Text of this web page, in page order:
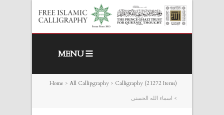
MENU
Home > All Callipgraphy > Calligraphy (21272 Items)
> اسماء الله الحسنى